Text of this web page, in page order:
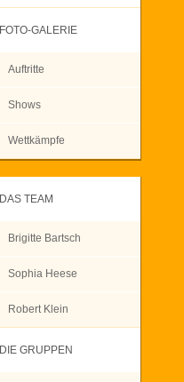
FOTO-GALERIE
Auftritte
Shows
Wettkämpfe
DAS TEAM
Brigitte Bartsch
Sophia Heese
Robert Klein
DIE GRUPPEN